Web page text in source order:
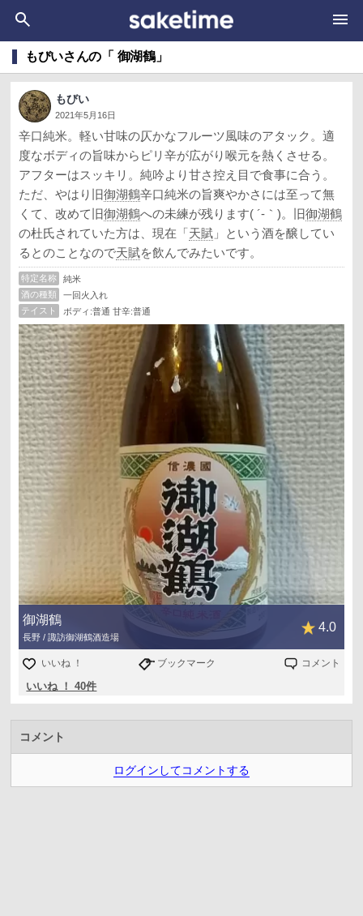
もびいさんの「 御湖鶴」
もびい
2021年5月16日
辛口純米。軽い甘味の仄かなフルーツ風味のアタック。適
度なボディの旨味からピリ辛が広がり喉元を熱くさせる。
アフターはスッキリ。純吟より甘さ控え目で食事に合う。
ただ、やはり旧御湖鶴辛口純米の旨爽やかさには至って無
くて、改めて旧御湖鶴への未練が残ります( ´-｀)。旧御湖鶴
の杜氏されていた方は、現在「天賦 」という酒を醸してい
るとのことなので天賦を飲んでみたいです。
特定名称
純米
酒の種類
一回火入れ
テイスト
ボディ:普通 甘辛:普通
御湖鶴
長野 / 諏訪御湖鶴酒造場
4.0
いいね ！ ブックマーク コメント
いいね ！ 40件
コメント
ログインしてコメントする